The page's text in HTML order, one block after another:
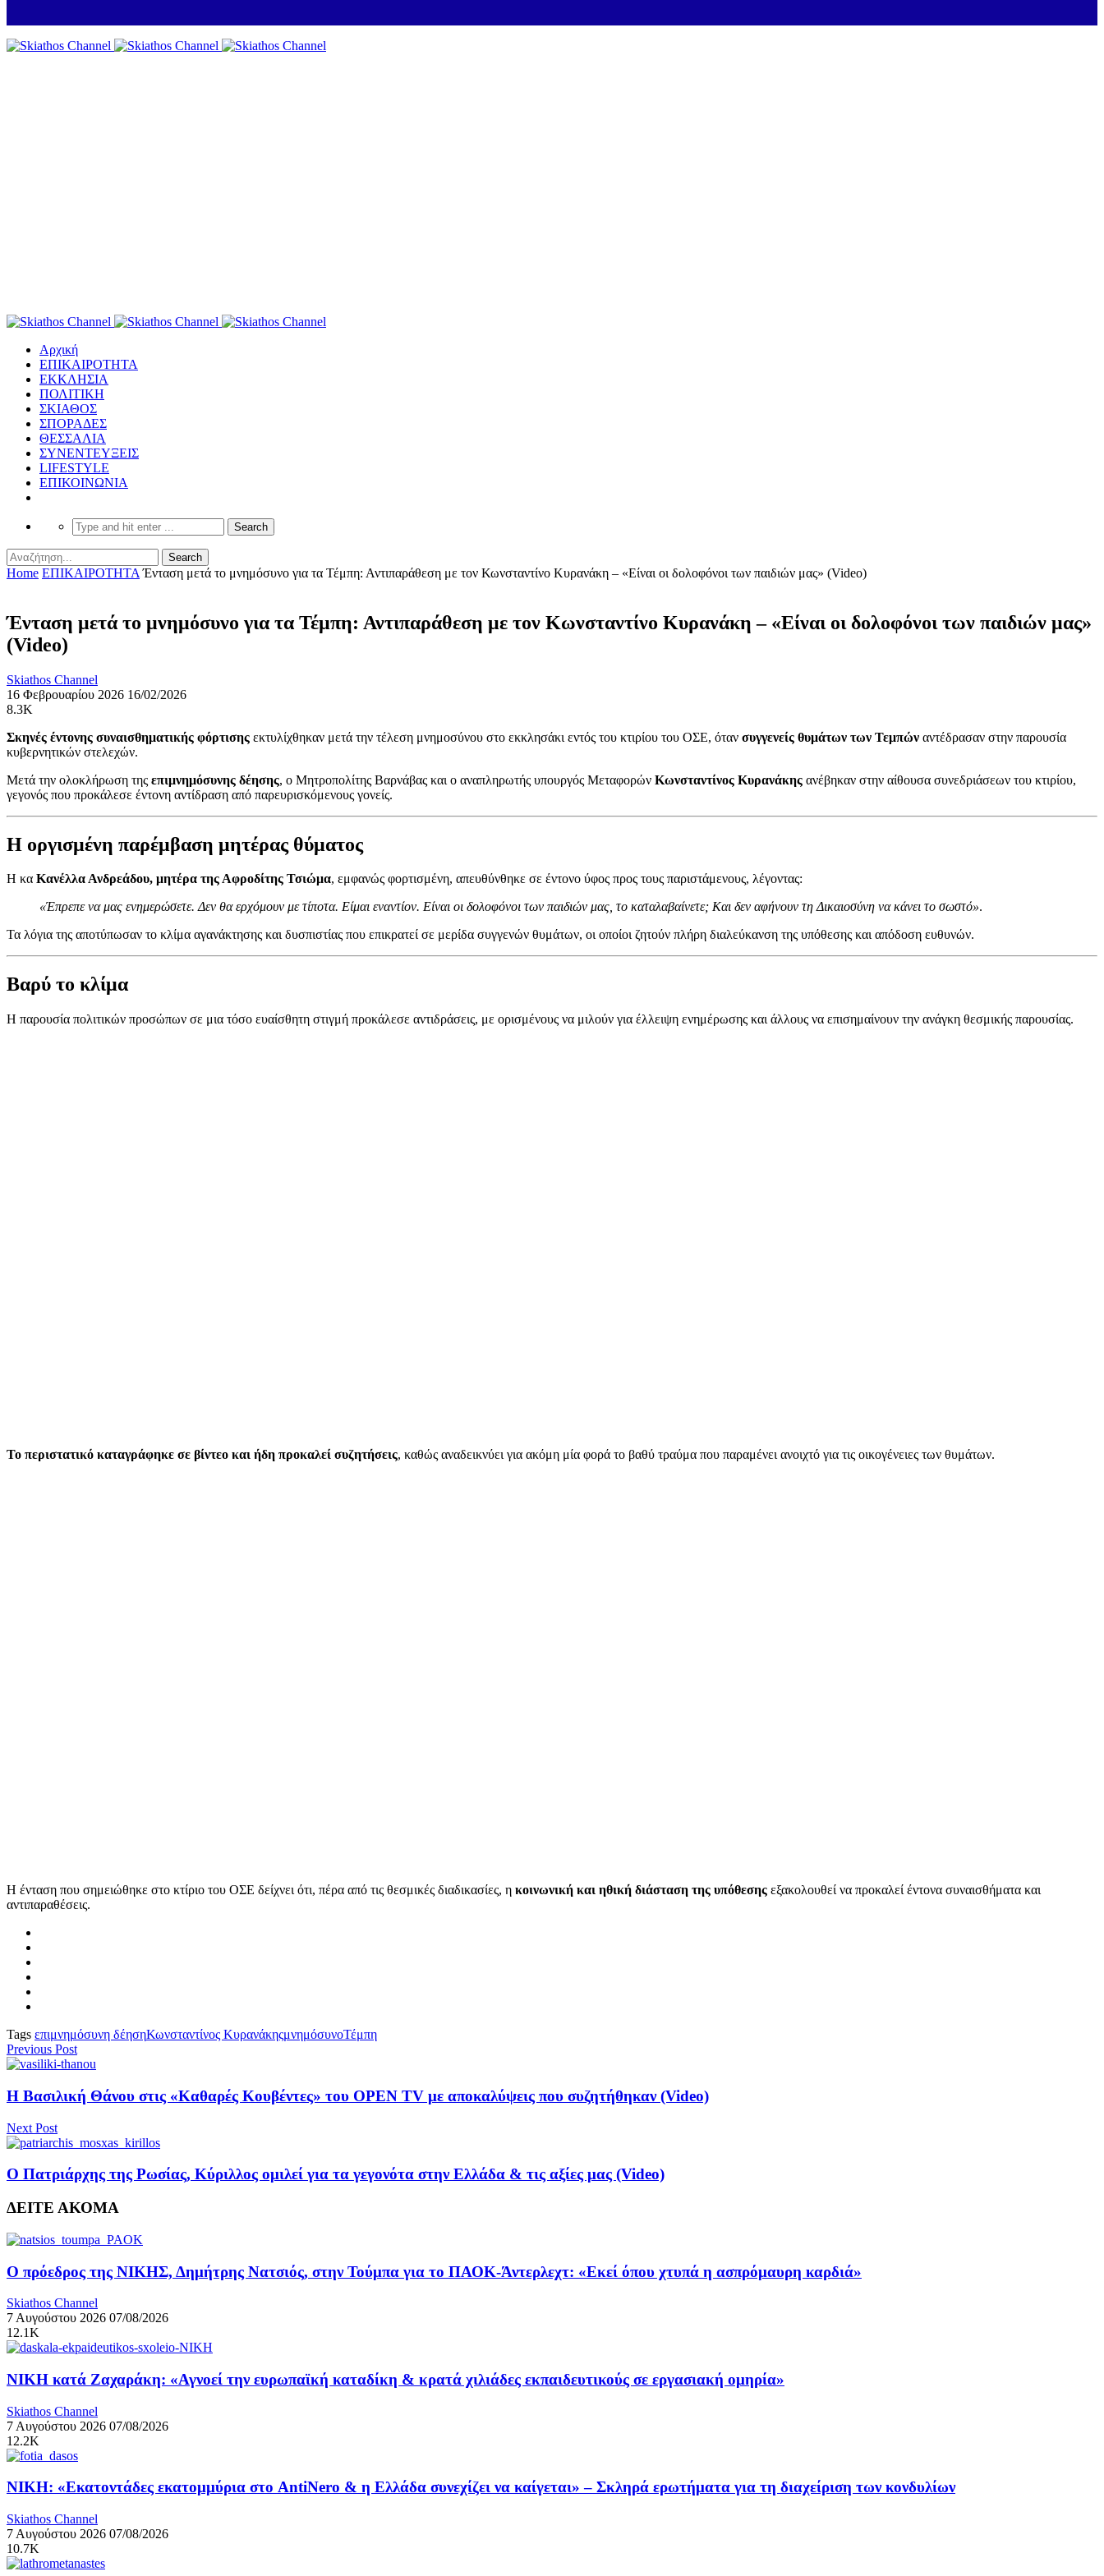
Αρχική
ΕΠΙΚΑΙΡΟΤΗΤΑ
ΕΚΚΛΗΣΙΑ
ΠΟΛΙΤΙΚΗ
ΣΚΙΑΘΟΣ
ΣΠΟΡΑΔΕΣ
ΘΕΣΣΑΛΙΑ
ΣΥΝΕΝΤΕΥΞΕΙΣ
LIFESTYLE
ΕΠΙΚΟΙΝΩΝΙΑ
Home ΕΠΙΚΑΙΡΟΤΗΤΑ Ένταση μετά το μνημόσυνο για τα Τέμπη: Αντιπαράθεση με τον Κωνσταντίνο Κυρανάκη – «Είναι οι δολοφόνοι των παιδιών μας» (Video)
Ένταση μετά το μνημόσυνο για τα Τέμπη: Αντιπαράθεση με τον Κωνσταντίνο Κυρανάκη – «Είναι οι δολοφόνοι των παιδιών μας»
(Video)
Skiathos Channel
16 Φεβρουαρίου 2026 16/02/2026
8.3K
Σκηνές έντονης συναισθηματικής φόρτισης εκτυλίχθηκαν μετά την τέλεση μνημοσύνου στο εκκλησάκι εντός του κτιρίου του ΟΣΕ, όταν συγγενείς θυμάτων των Τεμπών αντέδρασαν στην παρουσία
κυβερνητικών στελεχών.
Μετά την ολοκλήρωση της επιμνημόσυνης δέησης, ο Μητροπολίτης Βαρνάβας και ο αναπληρωτής υπουργός Μεταφορών Κωνσταντίνος Κυρανάκης ανέβηκαν στην αίθουσα συνεδριάσεων του κτιρίου,
γεγονός που προκάλεσε έντονη αντίδραση από παρευρισκόμενους γονείς.
Η οργισμένη παρέμβαση μητέρας θύματος
Η κα Κανέλλα Ανδρεάδου, μητέρα της Αφροδίτης Τσιώμα, εμφανώς φορτισμένη, απευθύνθηκε σε έντονο ύφος προς τους παριστάμενους, λέγοντας:
«Έπρεπε να μας ενημερώσετε. Δεν θα ερχόμουν με τίποτα. Είμαι εναντίον. Είναι οι δολοφόνοι των παιδιών μας, το καταλαβαίνετε; Και δεν αφήνουν τη Δικαιοσύνη να κάνει το σωστό».
Τα λόγια της αποτύπωσαν το κλίμα αγανάκτησης και δυσπιστίας που επικρατεί σε μερίδα συγγενών θυμάτων, οι οποίοι ζητούν πλήρη διαλεύκανση της υπόθεσης και απόδοση ευθυνών.
Βαρύ το κλίμα
Η παρουσία πολιτικών προσώπων σε μια τόσο ευαίσθητη στιγμή προκάλεσε αντιδράσεις, με ορισμένους να μιλούν για έλλειψη ενημέρωσης και άλλους να επισημαίνουν την ανάγκη θεσμικής παρουσίας.
Το περιστατικό καταγράφηκε σε βίντεο και ήδη προκαλεί συζητήσεις, καθώς αναδεικνύει για ακόμη μία φορά το βαθύ τραύμα που παραμένει ανοιχτό για τις οικογένειες των θυμάτων.
Η ένταση που σημειώθηκε στο κτίριο του ΟΣΕ δείχνει ότι, πέρα από τις θεσμικές διαδικασίες, η κοινωνική και ηθική διάσταση της υπόθεσης εξακολουθεί να προκαλεί έντονα συναισθήματα και
αντιπαραθέσεις.
Tags επιμνημόσυνη δέησηΚωνσταντίνος ΚυρανάκηςμνημόσυνοΤέμπη
Previous Post
Η Βασιλική Θάνου στις «Καθαρές Κουβέντες» του OPEN TV με αποκαλύψεις που συζητήθηκαν (Video)
Next Post
Ο Πατριάρχης της Ρωσίας, Κύριλλος ομιλεί για τα γεγονότα στην Ελλάδα & τις αξίες μας (Video)
ΔΕΙΤΕ ΑΚΟΜΑ
Ο πρόεδρος της ΝΙΚΗΣ, Δημήτρης Νατσιός, στην Τούμπα για το ΠΑΟΚ-Άντερλεχτ: «Εκεί όπου χτυπά η ασπρόμαυρη καρδιά»
Skiathos Channel
7 Αυγούστου 2026 07/08/2026
12.1K
ΝΙΚΗ κατά Ζαχαράκη: «Αγνοεί την ευρωπαϊκή καταδίκη & κρατά χιλιάδες εκπαιδευτικούς σε εργασιακή ομηρία»
Skiathos Channel
7 Αυγούστου 2026 07/08/2026
12.2K
ΝΙΚΗ: «Εκατοντάδες εκατομμύρια στο AntiNero & η Ελλάδα συνεχίζει να καίγεται» – Σκληρά ερωτήματα για τη διαχείριση των κονδυλίων
Skiathos Channel
7 Αυγούστου 2026 07/08/2026
10.7K